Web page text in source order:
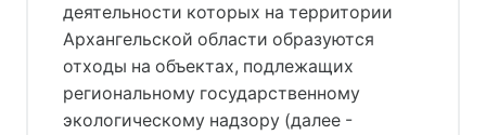
деятельности которых на территории
Архангельской области образуются
отходы на объектах, подлежащих
региональному государственному
экологическому надзору (далее -